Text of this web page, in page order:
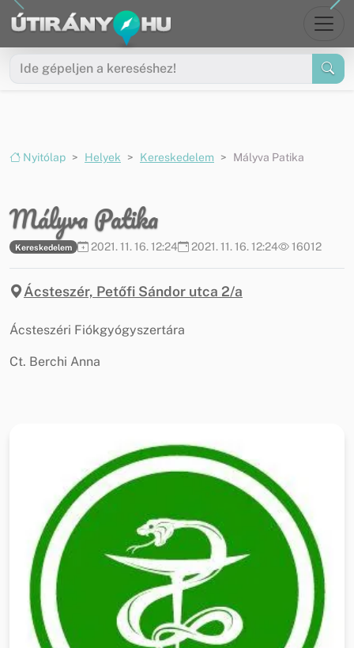
Ugrás a menüre
Ugrás a tartalomra
Nyitólap Helyek Kereskedelem Mályva Patika
Mályva Patika
Kereskedelem 2021. 11. 16. 12:24 2021. 11. 16. 12:24 16012
Ácsteszér, Petőfi Sándor utca 2/a
Ácsteszéri Fiókgyógyszertára
Ct. Berchi Anna